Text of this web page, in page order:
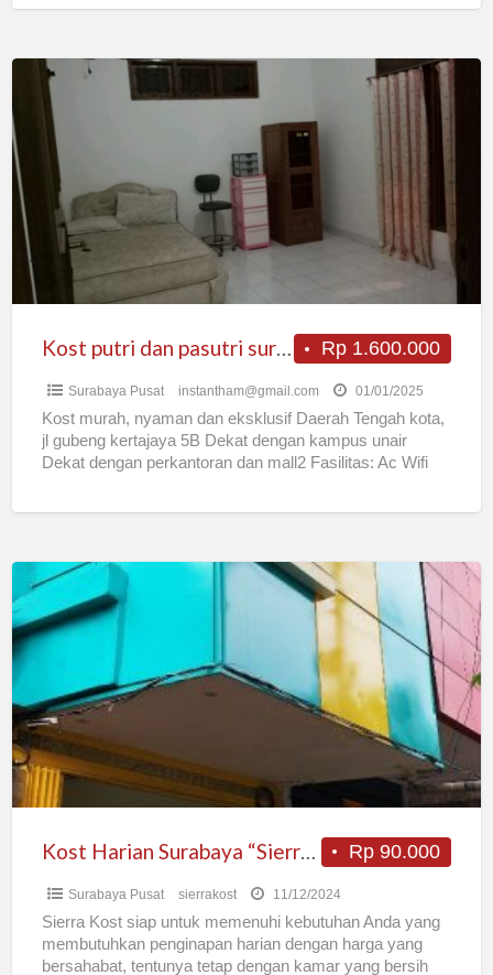
Kost
dan
pasutri
surabaya
pusat
Rp 1.600.000
Kost putri dan pasutri surabaya pusat
Surabaya Pusat instantham@gmail.com 01/01/2025
Kost murah, nyaman dan eksklusif Daerah Tengah kota,
jl gubeng kertajaya 5B Dekat dengan kampus unair
Dekat dengan perkantoran dan mall2 Fasilitas: Ac Wifi
Kost
Harian
Surabaya
“Sierra
Kost”
Rp 90.000
Kost Harian Surabaya “Sierra Kost”
Surabaya Pusat sierrakost 11/12/2024
Sierra Kost siap untuk memenuhi kebutuhan Anda yang
membutuhkan penginapan harian dengan harga yang
bersahabat, tentunya tetap dengan kamar yang bersih